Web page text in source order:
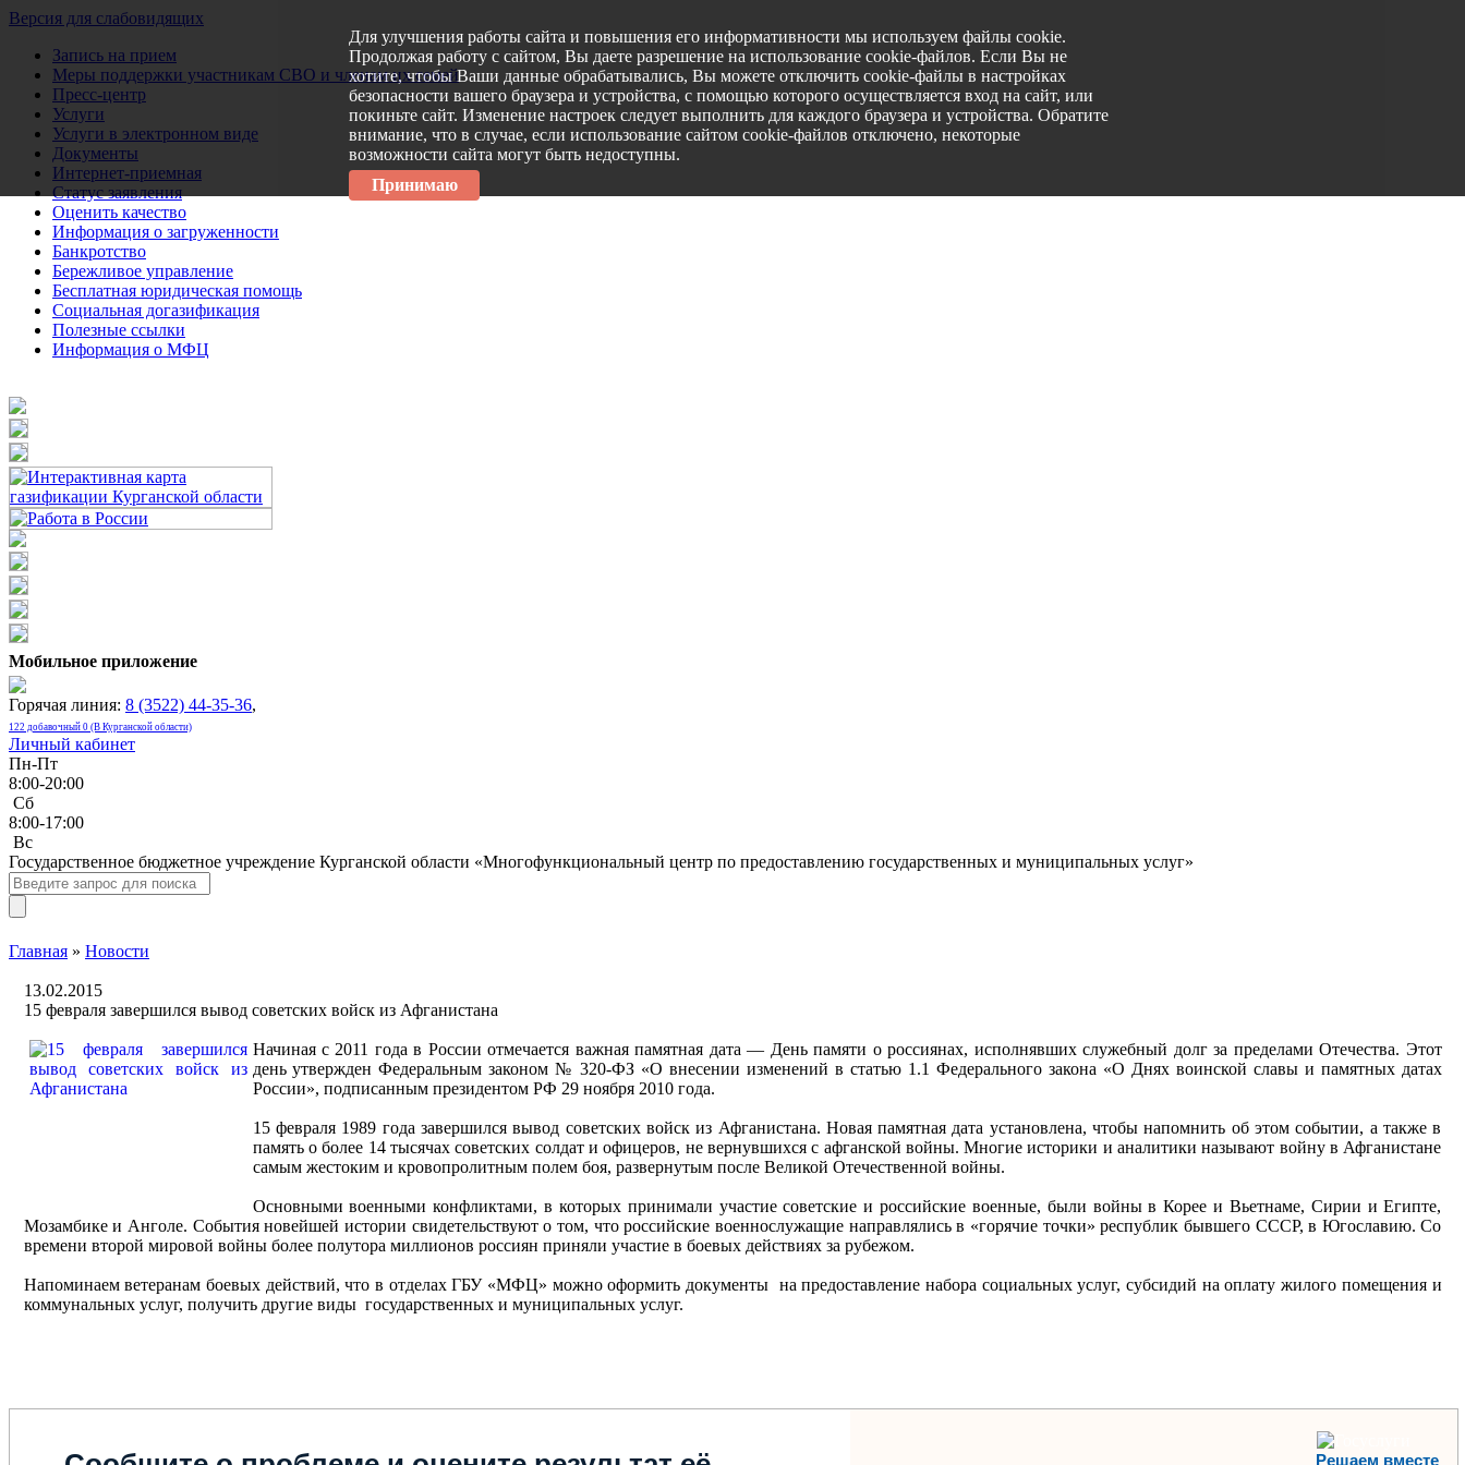
Версия для слабовидящих
Запись на прием
Меры поддержки участникам СВО и членам их семей
Пресс-центр
Услуги
Услуги в электронном виде
Документы
Интернет-приемная
Статус заявления
Оценить качество
Информация о загруженности
Банкротство
Бережливое управление
Бесплатная юридическая помощь
Социальная догазификация
Полезные ссылки
Информация о МФЦ
Мобильное приложение
Горячая линия: 8 (3522) 44-35-36,
122 добавочный 0 (В Курганской области)
Личный кабинет
Пн-Пт
8:00-20:00
Сб
8:00-17:00
Bc
Государственное бюджетное учреждение Курганской области «Многофункциональный центр по предоставлению государственных и муниципальных услуг»
Главная » Новости
13.02.2015
15 февраля завершился вывод советских войск из Афганистана
Начиная с 2011 года в России отмечается важная памятная дата — День памяти о россиянах, исполнявших служебный долг за пределами Отечества. Этот
день утвержден Федеральным законом № 320-ФЗ «О внесении изменений в статью 1.1 Федерального закона «О Днях воинской славы и памятных датах
России», подписанным президентом РФ 29 ноября 2010 года.
15 февраля 1989 года завершился вывод советских войск из Афганистана. Новая памятная дата установлена, чтобы напомнить об этом событии, а также в
память о более 14 тысячах советских солдат и офицеров, не вернувшихся с афганской войны. Многие историки и аналитики называют войну в Афганистане
самым жестоким и кровопролитным полем боя, развернутым после Великой Отечественной войны.
Основными военными конфликтами, в которых принимали участие советские и российские военные, были войны в Корее и Вьетнаме, Сирии и Египте,
Мозамбике и Анголе. События новейшей истории свидетельствуют о том, что российские военнослужащие направлялись в «горячие точки» республик бывшего СССР, в Югославию. Со
времени второй мировой войны более полутора миллионов россиян приняли участие в боевых действиях за рубежом.
Напоминаем ветеранам боевых действий, что в отделах ГБУ «МФЦ» можно оформить документы на предоставление набора социальных услуг, субсидий на оплату жилого помещения и
коммунальных услуг, получить другие виды государственных и муниципальных услуг.
Решаем вместе
Для улучшения работы сайта и повышения его информативности мы используем файлы cookie.
Продолжая работу с сайтом, Вы даете разрешение на использование cookie-файлов. Если Вы не
хотите, чтобы Ваши данные обрабатывались, Вы можете отключить cookie-файлы в настройках
безопасности вашего браузера и устройства, с помощью которого осуществляется вход на сайт, или
покиньте сайт. Изменение настроек следует выполнить для каждого браузера и устройства. Обратите
внимание, что в случае, если использование сайтом cookie-файлов отключено, некоторые
возможности сайта могут быть недоступны.
Принимаю